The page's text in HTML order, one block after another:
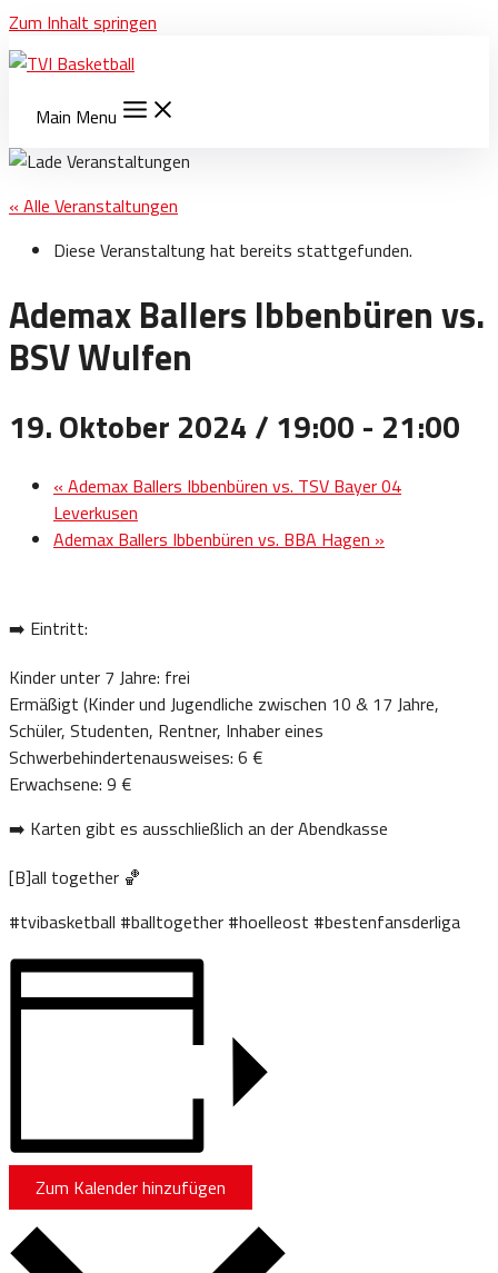
Zum Inhalt springen
Main Menu
« Alle Veranstaltungen
Diese Veranstaltung hat bereits stattgefunden.
Ademax Ballers Ibbenbüren vs.
BSV Wulfen
19. Oktober 2024 / 19:00 - 21:00
« Ademax Ballers Ibbenbüren vs. TSV Bayer 04
Leverkusen
Ademax Ballers Ibbenbüren vs. BBA Hagen »
➡️ Eintritt:
Kinder unter 7 Jahre: frei
Ermäßigt (Kinder und Jugendliche zwischen 10 & 17 Jahre,
Schüler, Studenten, Rentner, Inhaber eines
Schwerbehindertenausweises: 6 €
Erwachsene: 9 €
➡️ Karten gibt es ausschließlich an der Abendkasse
[B]all together 🏀
#tvibasketball #balltogether #hoelleost #bestenfansderliga
Zum Kalender hinzufügen